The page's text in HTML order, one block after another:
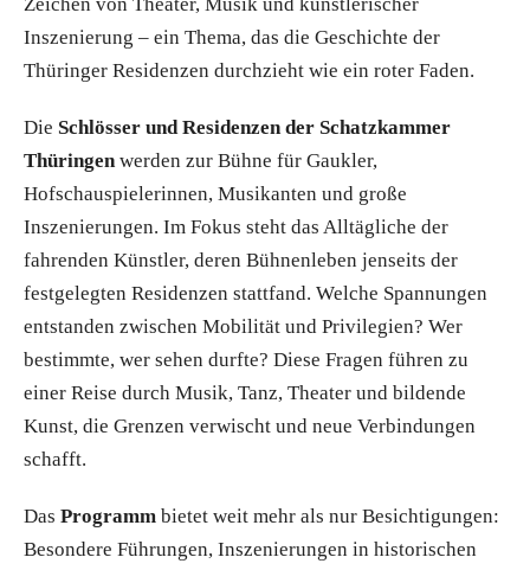
Inszenierung – ein Thema, das die Geschichte der
Thüringer Residenzen durchzieht wie ein roter Faden.
Die Schlösser und Residenzen der Schatzkammer
Thüringenwerden zur Bühne für Gaukler,
Hofschauspielerinnen, Musikanten und große
Inszenierungen. Im Fokus steht das Alltägliche der
fahrenden Künstler, deren Bühnenleben jenseits der
festgelegten Residenzen stattfand. Welche Spannungen
entstanden zwischen Mobilität und Privilegien? Wer
bestimmte, wer sehen durfte? Diese Fragen führen zu
einer Reise durch Musik, Tanz, Theater und bildende
Kunst, die Grenzen verwischt und neue Verbindungen
schafft.
Das Programm bietet weit mehr als nur Besichtigungen:
Besondere Führungen, Inszenierungen in historischen